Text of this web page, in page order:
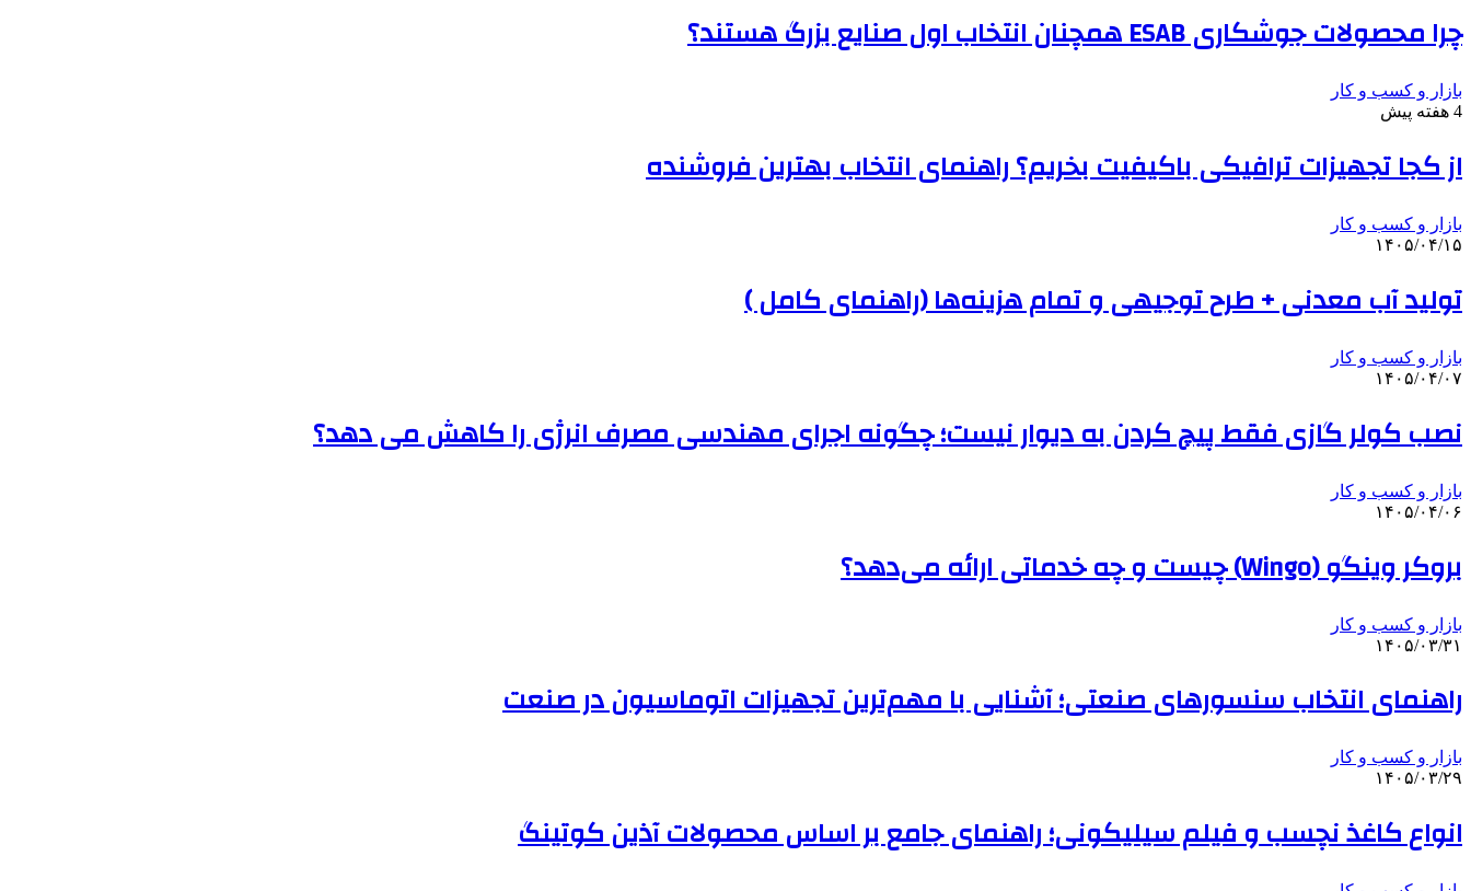
چرا محصولات جوشکاری ESAB همچنان انتخاب اول صنایع بزرگ هستند؟
بازار و کسب و کار
4 هفته پیش
از کجا تجهیزات ترافیکی باکیفیت بخریم؟ راهنمای انتخاب بهترین فروشنده
بازار و کسب و کار
۱۴۰۵/۰۴/۱۵
تولید آب معدنی + طرح توجیهی و تمام هزینه‌ها (راهنمای کامل )
بازار و کسب و کار
۱۴۰۵/۰۴/۰۷
نصب کولر گازی فقط پیچ کردن به دیوار نیست؛ چگونه اجرای مهندسی مصرف انرژی را کاهش می دهد؟
بازار و کسب و کار
۱۴۰۵/۰۴/۰۶
بروکر وینگو (Wingo) چیست و چه خدماتی ارائه می‌دهد؟
بازار و کسب و کار
۱۴۰۵/۰۳/۳۱
راهنمای انتخاب سنسورهای صنعتی؛ آشنایی با مهم‌ترین تجهیزات اتوماسیون در صنعت
بازار و کسب و کار
۱۴۰۵/۰۳/۲۹
انواع کاغذ نچسب و فیلم سیلیکونی؛ راهنمای جامع بر اساس محصولات آذین کوتینگ